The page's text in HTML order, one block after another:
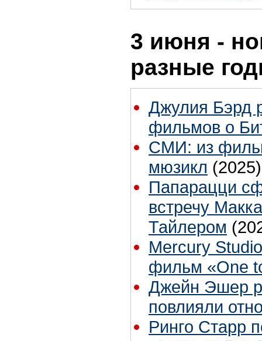
3 июня -
разные
Джулия Бэрд
фильмов о
СМИ: из
мюзикл (2025)
Папарацци
встречу
Тайлером
Mercury
фильм «One
Джейн Эшер
повлияли
Ринго Старр